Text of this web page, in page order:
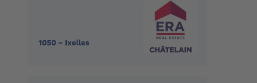
1050 - Ixelles